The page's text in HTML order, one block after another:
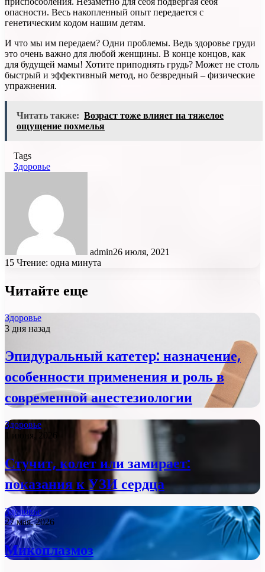
опасности. Весь накопленный опыт передается с
генетическим кодом нашим детям.
И что мы им передаем? Одни проблемы. Ведь здоровье груди
это очень важно для любой женщины. В конце концов, как
для будущей мамы! Хотите приподнять грудь? Может не столь
быстрый и эффективный метод, но безвредный – физические
упражнения.
Читать также: Возраст тоже влияет на тяжелое
ощущение похмелья
Tags
Здоровье
admin26 июля, 2021
15 Чтение: одна минута
Читайте еще
Здоровье
3 дня назад
Эпидуральный катетер: назначение,
особенности применения и роль в
современной анестезиологии
Здоровье
1 июня, 2026
Стучит, колет или замирает:
показания к УЗИ сердца
Здоровье
27 мая, 2026
Микоплазмоз